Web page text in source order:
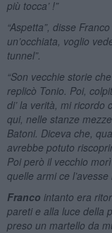
più tocca’ !”
“Aspetta”, disse
un’occhiata, voglio
tunnel”.
“Son vecchie storie
replicò Tonio. Poi,
di’ la verità, mi ricordo
qui, nelle stanze
Batoni. Diceva che,
avrebbe potuto
Poi però il vecchio
quelle armi ce
Franco intanto era
pareti e alla luce della
preso un martello da